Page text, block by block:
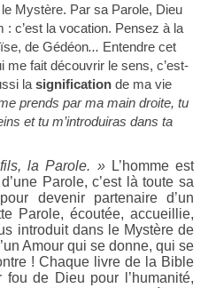
Mystère. Par sa Parole, Dieu
: c’est la vocation. Pensez à la
de Gédéon... Entendre cet
me fait découvrir le sens, c’est-
la signification de ma vie
prends par ma main droite, tu
et tu m’introduiras dans ta
la Parole. »L’homme est
Parole, c’est là toute sa
devenir partenaire d’un
Parole, écoutée, accueillie,
introduit dans le Mystère de
Amour qui se donne, qui se
! Chaque livre de la Bible
de Dieu pour l’humanité,